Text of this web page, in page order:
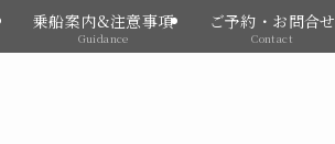
乗船案内&注意事項
Guidance
ご予約・お問合せ
Contact